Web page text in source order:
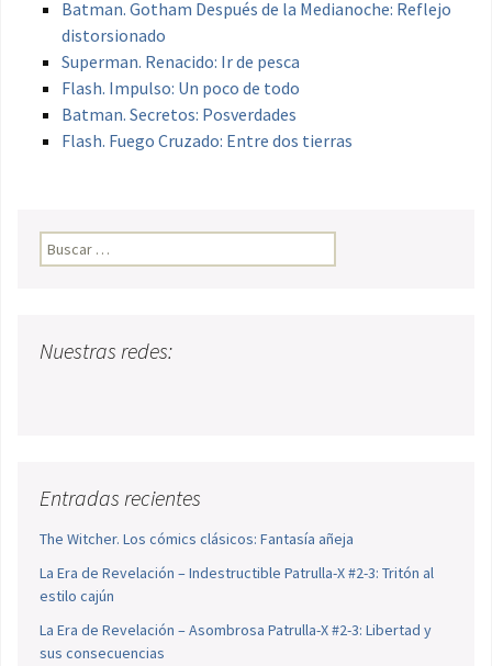
Batman. Gotham Después de la Medianoche: Reflejo
distorsionado
Superman. Renacido: Ir de pesca
Flash. Impulso: Un poco de todo
Batman. Secretos: Posverdades
Flash. Fuego Cruzado: Entre dos tierras
Buscar:
Nuestras redes:
Entradas recientes
The Witcher. Los cómics clásicos: Fantasía añeja
La Era de Revelación – Indestructible Patrulla-X #2-3: Tritón al
estilo cajún
La Era de Revelación – Asombrosa Patrulla-X #2-3: Libertad y
sus consecuencias